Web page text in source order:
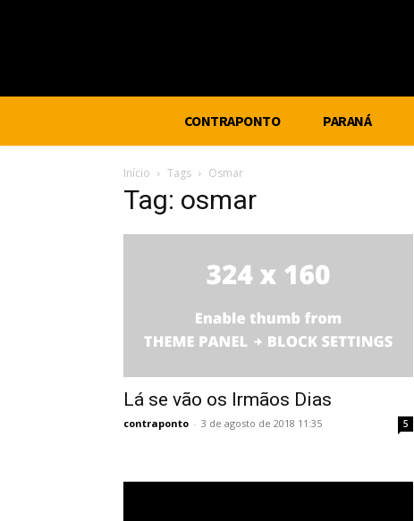
CONTRAPONTO PARANÁ
Início Tags Osmar
Tag: osmar
Lá se vão os Irmãos Dias
contraponto - 3 de agosto de 2018 11:35 5